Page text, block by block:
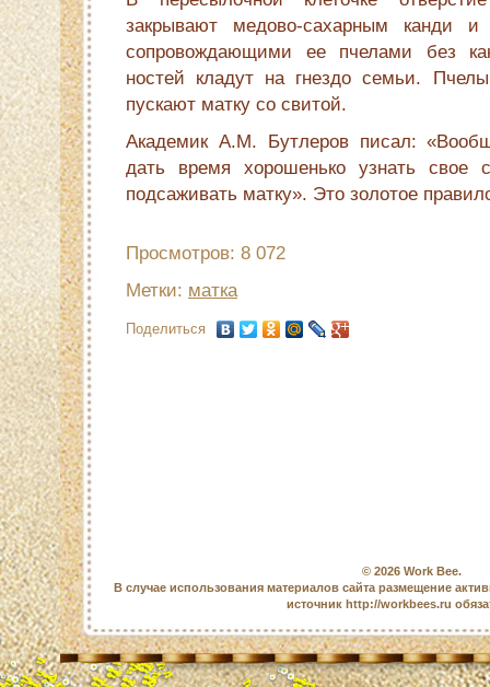
закрывают медово-сахарным канди
сопровождающими ее пчелами без
ностей кладут на гнездо семьи.
пускают матку со свитой.
Академик A.M. Бутлеров писал:
дать время хорошенько узнать свое
подсаживать матку». Это золотое
Просмотров: 8 072
Метки: матка
Поделиться
© 2026 Work Bee.
В случае использования материалов сайта размещение
источник http://workbees.ru